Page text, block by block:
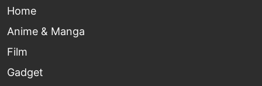
Home
Anime & Manga
Film
Gadget